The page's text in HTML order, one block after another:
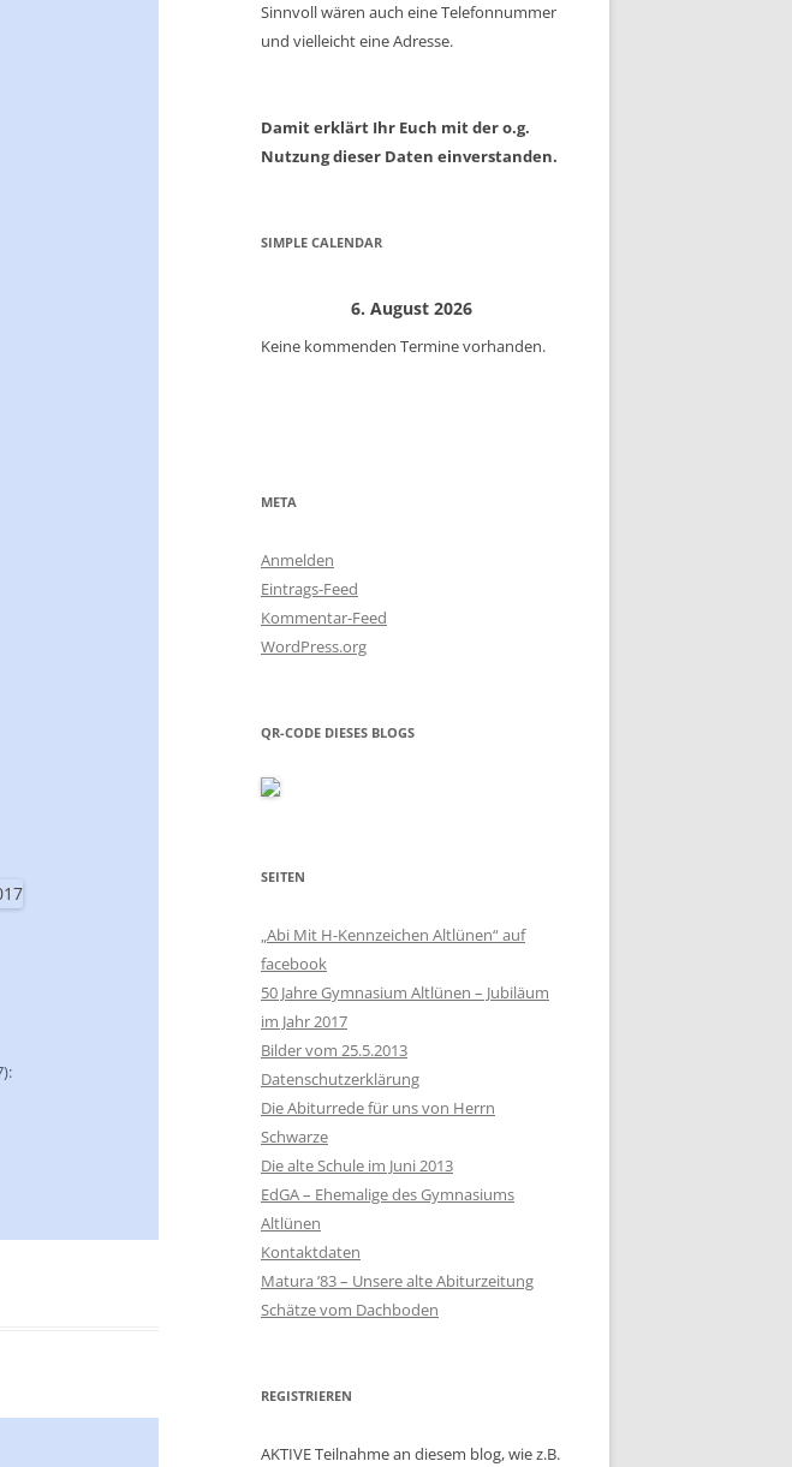
Sinnvoll wären auch eine Telefonnummer
und vielleicht eine Adresse.
Damit erklärt Ihr Euch mit der o.g.
Nutzung dieser Daten einverstanden.
SIMPLE CALENDAR
6. August 2026
Keine kommenden Termine vorhanden.
META
Anmelden
Eintrags-Feed
Kommentar-Feed
WordPress.org
QR-CODE DIESES BLOGS
SEITEN
„Abi Mit H-Kennzeichen Altlünen“ auf
facebook
50 Jahre Gymnasium Altlünen – Jubiläum
im Jahr 2017
Bilder vom 25.5.2013
Datenschutzerklärung
Die Abiturrede für uns von Herrn
Schwarze
Die alte Schule im Juni 2013
EdGA – Ehemalige des Gymnasiums
Altlünen
Kontaktdaten
Matura ’83 – Unsere alte Abiturzeitung
Schätze vom Dachboden
REGISTRIEREN
AKTIVE Teilnahme an diesem blog, wie z.B.